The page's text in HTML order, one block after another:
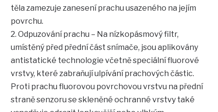
těla zamezuje zanesení prachu usazeného na jejím
povrchu.
2. Odpuzování prachu – Na nízkopásmový filtr,
umístěný před přední část snímače, jsou aplikovány
antistatické technologie včetně speciální fluorové
vrstvy, které zabraňují ulpívání prachových částic.
Proti prachu fluorovou povrchovou vrstvu na přední
straně senzoru se skleněné ochranné vrstvy také